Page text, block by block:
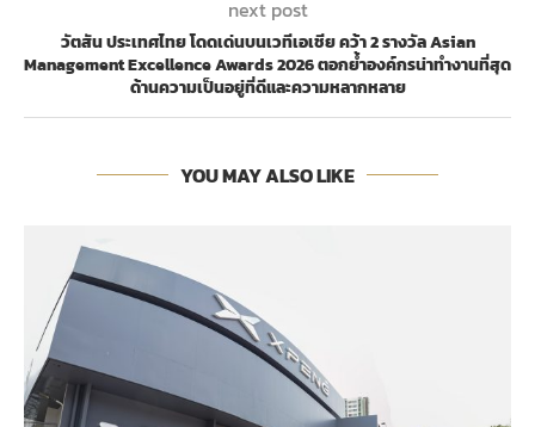
next post
วัตสัน ประเทศไทย โดดเด่นบนเวทีเอเชีย คว้า 2 รางวัล Asian
Management Excellence Awards 2026 ตอกย้ำองค์กรน่าทำงานที่สุด
ด้านความเป็นอยู่ที่ดีและความหลากหลาย
YOU MAY ALSO LIKE